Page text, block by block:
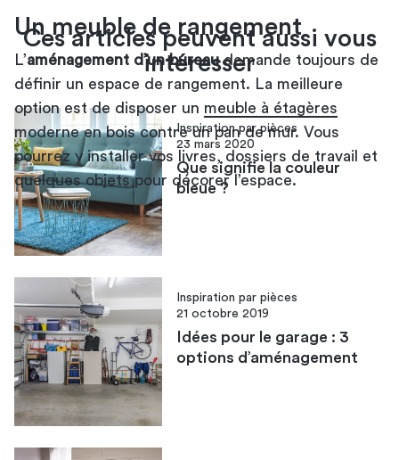
Un meuble de rangement
L’aménagement d’un bureaudemande toujours de
définir un espace de rangement. La meilleure
option est de disposer un meuble à étagères
moderne en bois contre un pan de mur. Vous
pourrez y installer vos livres, dossiers de travail et
quelques objets pour décorer l’espace.
Ces articles peuvent aussi vous
intéresser
Inspiration par pièces
23 mars 2020
Que signifie la couleur
bleue ?
Inspiration par pièces
21 octobre 2019
Idées pour le garage : 3
options d’aménagement